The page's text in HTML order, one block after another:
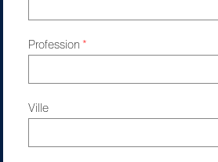
Profession *
Ville